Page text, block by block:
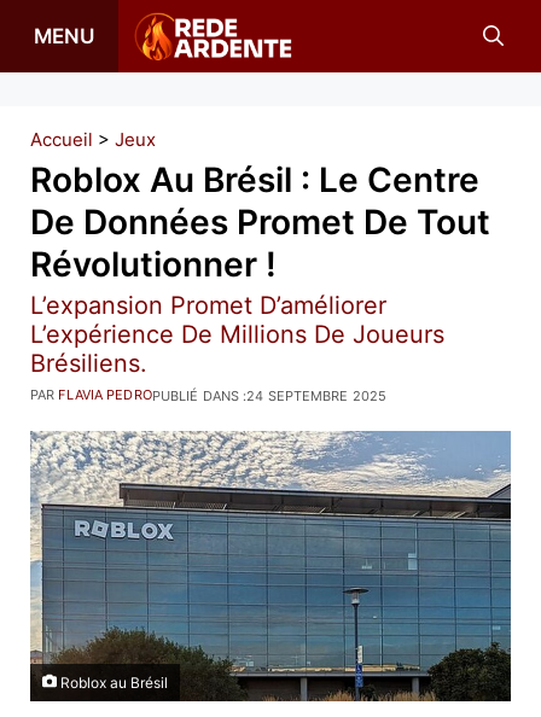
MENU
Accueil > Jeux
Roblox Au Brésil : Le Centre
De Données Promet De Tout
Révolutionner !
L’expansion Promet D’améliorer
L’expérience De Millions De Joueurs
Brésiliens.
PUBLIÉ DANS :24 SEPTEMBRE 2025
PAR FLAVIA PEDRO
Roblox au Brésil